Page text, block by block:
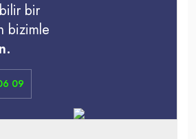
bir
bizimle
09